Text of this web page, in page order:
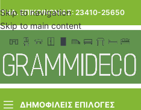
Skip to navigation
Skip to main content
ΤΗΛ. ΕΠΙΚΟΙΝΩΝΙΑΣ: 23410-25650
ΔΗΜΟΦΙΛΕΙΣ ΕΠΙΛΟΓΕΣ